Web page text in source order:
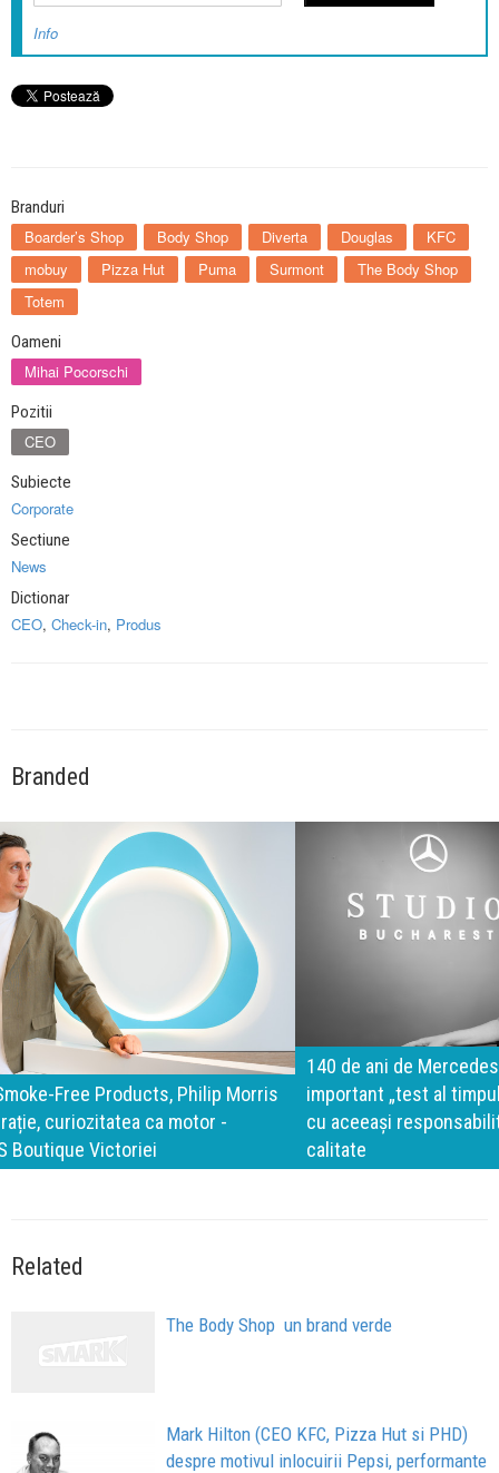
Info
Branduri
Boarder’s Shop Body Shop Diverta Douglas
KFC
mobuy
Pizza Hut Puma Surmont
The Body Shop
Totem
Oameni
Mihai Pocorschi
Pozitii
CEO
Subiecte
Corporate
Sectiune
News
Dictionar
CEO, Check-in, Produs
Branded
140 de ani de Mercedes-Benz. Ramona Pîrlog: Cel mai
important „test al timpului” este să inovăm constant, dar
cu aceeași responsabilitate față de oameni, siguranță și
calitate
Related
The Body Shop  un brand verde
Mark Hilton (CEO KFC, Pizza Hut si PHD)
despre motivul inlocuirii Pepsi, performante